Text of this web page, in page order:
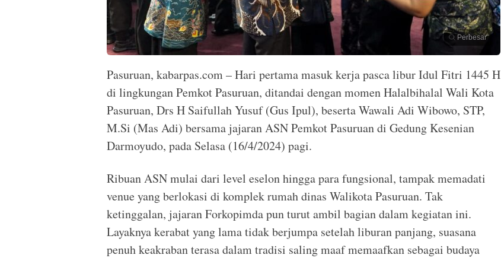
Perbesar
Pasuruan, kabarpas.com – Hari pertama masuk kerja pasca libur Idul Fitri 1445 H
di lingkungan Pemkot Pasuruan, ditandai dengan momen Halalbihalal Wali Kota
Pasuruan, Drs H Saifullah Yusuf (Gus Ipul), beserta Wawali Adi Wibowo, STP,
M.Si (Mas Adi) bersama jajaran ASN Pemkot Pasuruan di Gedung Kesenian
Darmoyudo, pada Selasa (16/4/2024) pagi.
Ribuan ASN mulai dari level eselon hingga para fungsional, tampak memadati
venue yang berlokasi di komplek rumah dinas Walikota Pasuruan. Tak
ketinggalan, jajaran Forkopimda pun turut ambil bagian dalam kegiatan ini.
Layaknya kerabat yang lama tidak berjumpa setelah liburan panjang, suasana
penuh keakraban terasa dalam tradisi saling maaf memaafkan sebagai budaya